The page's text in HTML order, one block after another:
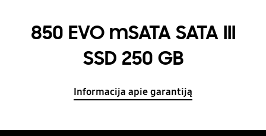
850 EVO mSATA SATA III
SSD 250 GB
Informacija apie garantiją